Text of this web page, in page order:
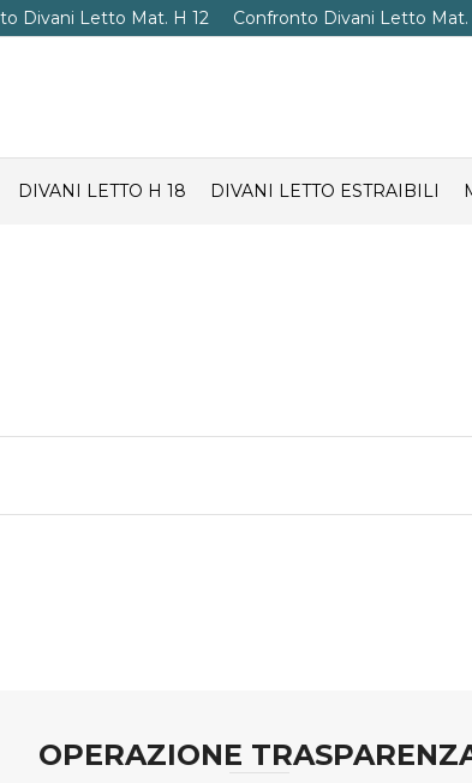
Divani Letto Mat. H 12 Confronto Divani Letto Mat.
DIVANI LETTO H 18 DIVANI LETTO ESTRAIBILI
OPERAZIONE